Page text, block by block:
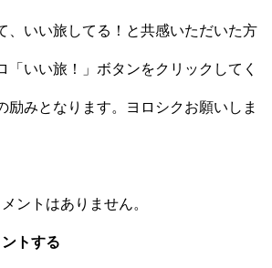
、いい旅してる！と共感いただいた方
「いい旅！」ボタンをクリックしてく
励みとなります。ヨロシクお願いしま
ントはありません。
トする